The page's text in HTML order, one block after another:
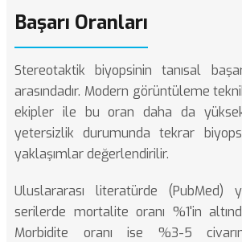
Başarı Oranları
Stereotaktik biyopsinin tanısal
arasındadır. Modern görüntüleme
ekipler ile bu oran daha da
yetersizlik durumunda tekrar
yaklaşımlar değerlendirilir.
Uluslararası literatürde (PubMed)
serilerde mortalite oranı %1'in
Morbidite oranı ise %3-5